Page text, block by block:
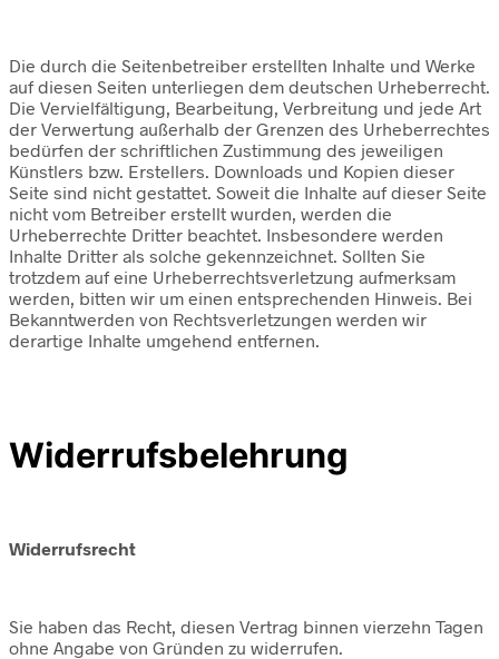
Die durch die Seitenbetreiber erstellten Inhalte und Werke
auf diesen Seiten unterliegen dem deutschen Urheberrecht.
Die Vervielfältigung, Bearbeitung, Verbreitung und jede Art
der Verwertung außerhalb der Grenzen des Urheberrechtes
bedürfen der schriftlichen Zustimmung des jeweiligen
Künstlers bzw. Erstellers. Downloads und Kopien dieser
Seite sind nicht gestattet. Soweit die Inhalte auf dieser Seite
nicht vom Betreiber erstellt wurden, werden die
Urheberrechte Dritter beachtet. Insbesondere werden
Inhalte Dritter als solche gekennzeichnet. Sollten Sie
trotzdem auf eine Urheberrechtsverletzung aufmerksam
werden, bitten wir um einen entsprechenden Hinweis. Bei
Bekanntwerden von Rechtsverletzungen werden wir
derartige Inhalte umgehend entfernen.
Widerrufsbelehrung
Widerrufsrecht
Sie haben das Recht, diesen Vertrag binnen vierzehn Tagen
ohne Angabe von Gründen zu widerrufen.